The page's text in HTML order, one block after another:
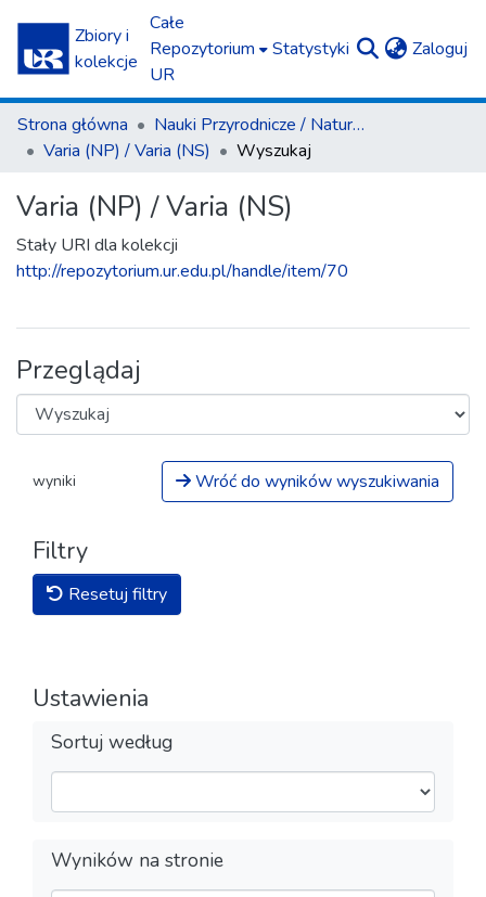
Zbiory i
kolekcje
Całe
Repozytorium
UR
Statystyki Zaloguj
Strona główna
Nauki Przyrodnicze / Natural Sciences
Varia (NP) / Varia (NS)
Wyszukaj
Varia (NP) / Varia (NS)
Stały URI dla kolekcji
http://repozytorium.ur.edu.pl/handle/item/70
Przeglądaj
wyniki Wróć do wyników wyszukiwania
Filtry
Resetuj filtry
Ustawienia
Sortuj według
Wyników na stronie